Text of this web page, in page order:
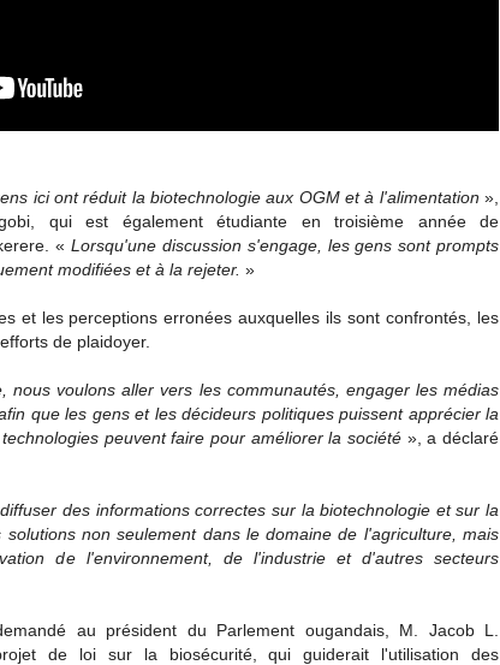
ici ont réduit la biotechnologie aux OGM et à l'alimentation »,
qui est également étudiante en troisième année de
«Lorsqu'une discussion s'engage, les gens sont prompts
modifiées et à la rejeter. »
et les perceptions erronées auxquelles ils sont confrontés, les
de plaidoyer.
nous voulons aller vers les communautés, engager les médias
que les gens et les décideurs politiques puissent apprécier la
peuvent faire pour améliorer la société », a déclaré
des informations correctes sur la biotechnologie et sur la
non seulement dans le domaine de l'agriculture, mais
de l'environnement, de l'industrie et d'autres secteurs
au président du Parlement ougandais, M. Jacob L.
de loi sur la biosécurité, qui guiderait l'utilisation des